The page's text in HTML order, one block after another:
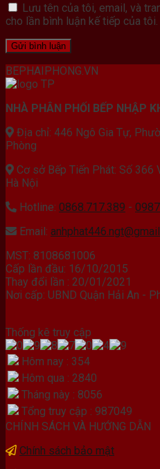
Lưu tên của tôi, email, và
cho lần bình luận kế tiếp của tôi.
BEPHAIPHONG.VN
NHÀ PHÂN PHỐI BẾP NHẬP
Địa chỉ: 446 Ngô Gia Tự,
Phòng
Cơ sở Bếp Tiến Phát: Số 366
Hà Nội
Hotline: 0868.717.389 -
Email:
MST: 8108681006
Cấp lần đầu: 16/10/2015
Thay đổi lần : 20/01/2021
Nơi cấp: UBND Quận Hải An -
Thống kê truy cập
Hôm nay : 354
Hôm qua : 2840
Tháng này : 8056
Tổng truy cập : 987049
CHÍNH SÁCH VÀ HƯỚNG DẪN
Chính sách bảo mật